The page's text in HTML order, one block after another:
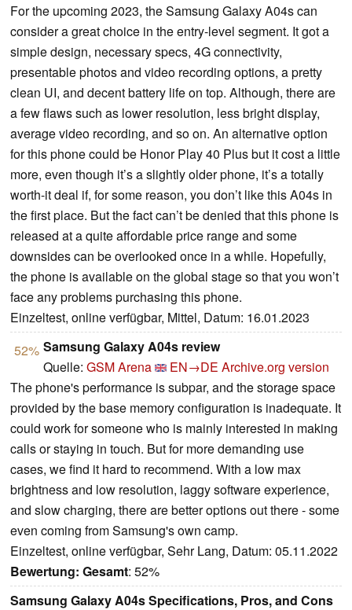
For the upcoming 2023, the Samsung Galaxy A04s can
consider a great choice in the entry-level segment. It got a
simple design, necessary specs, 4G connectivity,
presentable photos and video recording options, a pretty
clean UI, and decent battery life on top. Although, there are
a few flaws such as lower resolution, less bright display,
average video recording, and so on. An alternative option
for this phone could be Honor Play 40 Plus but it cost a little
more, even though it’s a slightly older phone, it’s a totally
worth-it deal if, for some reason, you don’t like this A04s in
the first place. But the fact can’t be denied that this phone is
released at a quite affordable price range and some
downsides can be overlooked once in a while. Hopefully,
the phone is available on the global stage so that you won’t
face any problems purchasing this phone.
Einzeltest, online verfügbar, Mittel, Datum: 16.01.2023
52% Samsung Galaxy A04s review
Quelle: GSM Arena EN→DE Archive.org version
The phone's performance is subpar, and the storage space
provided by the base memory configuration is inadequate. It
could work for someone who is mainly interested in making
calls or staying in touch. But for more demanding use
cases, we find it hard to recommend. With a low max
brightness and low resolution, laggy software experience,
and slow charging, there are better options out there - some
even coming from Samsung's own camp.
Einzeltest, online verfügbar, Sehr Lang, Datum: 05.11.2022
Bewertung: Gesamt: 52%
Samsung Galaxy A04s Specifications, Pros, and Cons